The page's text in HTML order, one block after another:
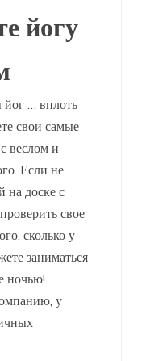
йогу
йог … вплоть
свои самые
веслом и
Если не
на доске с
свое
сколько у
заниматься
ночью!
у